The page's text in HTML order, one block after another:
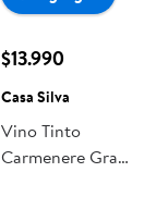
$13.990
Casa Silva
Vino Tinto
Carmenere Gran